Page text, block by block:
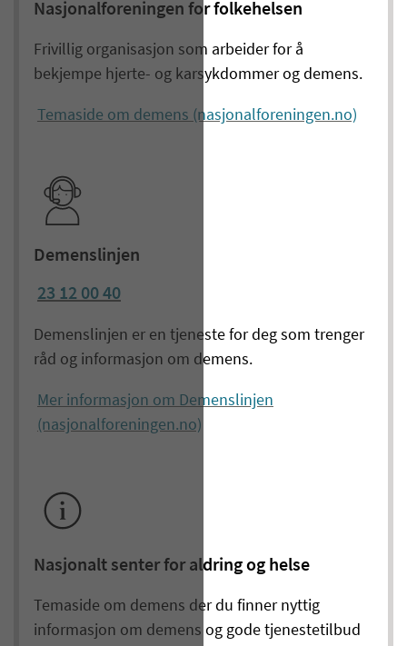
Nasjonalforeningen for folkehelsen
Frivillig organisasjon som arbeider for å
bekjempe hjerte- og karsykdommer og demens.
Temaside om demens (nasjonalforeningen.no)
Demenslinjen
23 12 00 40
Demenslinjen er en tjeneste for deg som trenger
råd og informasjon om demens.
Mer informasjon om Demenslinjen
(nasjonalforeningen.no)
Nasjonalt senter for aldring og helse
Temaside om demens der du finner nyttig
informasjon om demens og gode tjenestetilbud